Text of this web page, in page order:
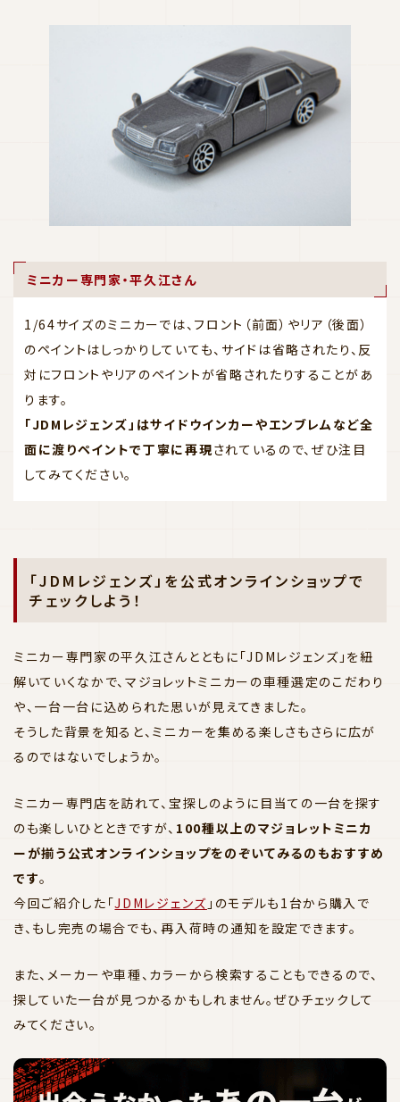
ミニカー専門家・平久江さん
1/64サイズのミニカーでは、フロント（前面）やリア（後面）
のペイントはしっかりしていても、サイドは省略されたり、反
対にフロントやリアのペイントが省略されたりすることがあ
ります。
「JDMレジェンズ」はサイドウインカーやエンブレムなど全
面に渡りペイントで丁寧に再現されているので、ぜひ注目
してみてください。
「JDMレジェンズ」を公式オンラインショップで
チェックしよう！
ミニカー専門家の平久江さんとともに「JDMレジェンズ」を紐
解いていくなかで、マジョレットミニカーの車種選定のこだわり
や、一台一台に込められた思いが見えてきました。
そうした背景を知ると、ミニカーを集める楽しさもさらに広が
るのではないでしょうか。
ミニカー専門店を訪れて、宝探しのように目当ての一台を探す
のも楽しいひとときですが、 100種以上のマジョレットミニカ
ーが揃う公式オンラインショップをのぞいてみるのもおすすめ
です。
今回ご紹介した「JDMレジェンズ 」のモデルも1台から購入で
き、もし完売の場合でも、再入荷時の通知を設定できます。
また、メーカーや車種、カラーから検索することもできるので、
探していた一台が見つかるかもしれません。ぜひチェックして
みてください。